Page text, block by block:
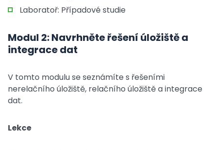
Laboratoř: Případové studie
Modul 2: Navrhněte řešení úložiště a
integrace dat
V tomto modulu se seznámíte s řešeními
nerelačního úložiště, relačního úložiště a integrace
dat.
Lekce